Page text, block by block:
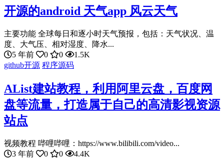
开源的android 天气app 风云天气
主要功能 全球每日和逐小时天气预报，包括：天气状况、温
度、大气压、相对湿度、降水...
5 年前
0 0
1.5K
github开源 程序源码
AList建站教程，利用阿里云盘，百度网
盘等流量，打造属于自己的高清影视资源
站点
视频教程 哔哩哔哩：https://www.bilibili.com/video...
3 年前
0 0 4.4K